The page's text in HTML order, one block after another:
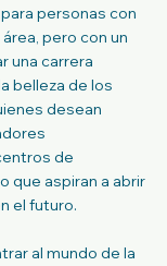
personas con
pero con un
una carrera
belleza de los
desean
de
que aspiran a abrir
el futuro.
al mundo de la